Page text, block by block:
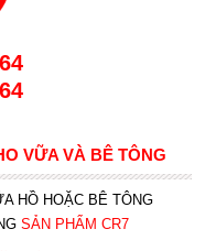
VỮA VÀ BÊ TÔNG
HỒ HOẶC BÊ TÔNG
SẢN PHẨM CR7